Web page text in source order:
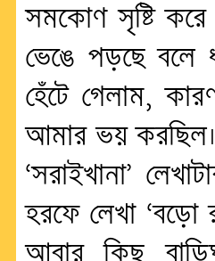
সমকোণ সৃষ্টি
ভেঙে পড়ছে বলে
হেঁটে গেলাম,
আমার ভয় করছিল।
‘সরাইখানা’
হরফে লেখা ‘বড়ো